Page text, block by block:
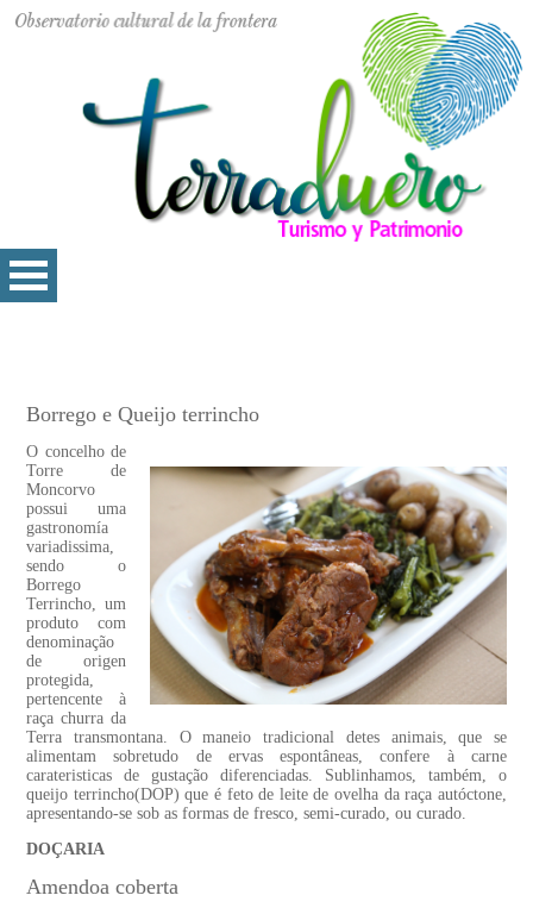
Borrego e Queijo terrincho
O concelho de
Torre de
Moncorvo
possui uma
gastronomía
variadissima,
sendo o
Borrego
Terrincho, um
produto com
denominação
de origen
protegida,
pertencente à
raça churra da
Terra transmontana. O maneio tradicional detes animais, que se
alimentam sobretudo de ervas espontâneas, confere à carne
carateristicas de gustação diferenciadas. Sublinhamos, também, o
queijo terrincho(DOP) que é feto de leite de ovelha da raça autóctone,
apresentando-se sob as formas de fresco, semi-curado, ou curado.
DOÇARIA
Amendoa coberta